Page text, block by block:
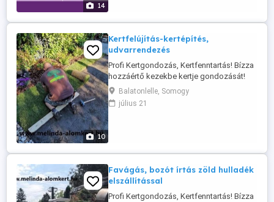
14
utánpótlást, ...
10
Kertfelújítás-kertépítés,
udvarrendezés
Profi Kertgondozás, Kertfenntartás! Bízza
hozzáértő kezekbe kertje gondozását!
Cégünk vállalja: -Kertépítés, kertfenntartás
-Komplett kertrendezés -Gyümölcsfa,
Szőlő és Dísznövény szakszerű
Balatonlelle, Somogy
július 21
Favágás, bozót írtás zöld hulladék
elszállítással
Profi Kertgondozás, Kertfenntartás! Bízza